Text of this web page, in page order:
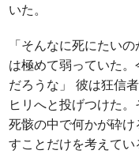
いた。
「そんなに死にたい
は極めて弱っていた
だろうな」 彼は狂信
ヒリへと投げつけた。
死骸の中で何かが砕
すことだけを考えてい